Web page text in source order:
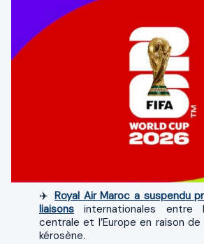
​✈️ Royal Air Maroc a suspendu
liaisons internationales entre
centrale et l’Europe en raison
kérosène.